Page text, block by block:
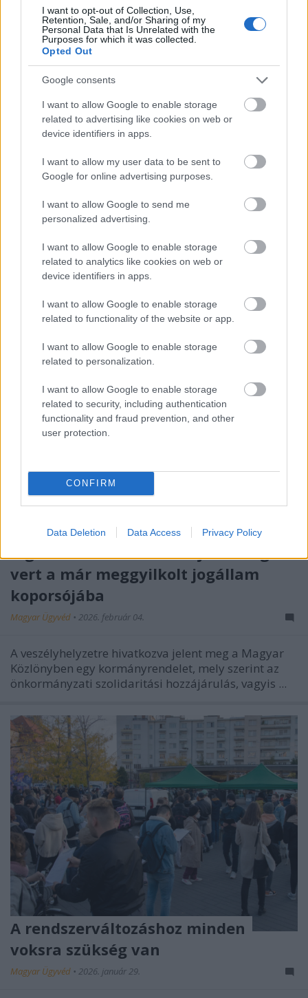
I want to opt-out of Collection, Use,
Retention, Sale, and/or Sharing of my
Personal Data that Is Unrelated with the
Purposes for which it was collected.
Opted Out
Google consents
I want to allow Google to enable storage
related to advertising like cookies on web or
device identifiers in apps.
I want to allow my user data to be sent to
Google for online advertising purposes.
I want to allow Google to send me
personalized advertising.
I want to allow Google to enable storage
related to analytics like cookies on web or
device identifiers in apps.
I want to allow Google to enable storage
related to functionality of the website or app.
I want to allow Google to enable storage
related to personalization.
I want to allow Google to enable storage
related to security, including authentication
functionality and fraud prevention, and other
user protection.
CONFIRM
Data Deletion Data Access Privacy Policy
Botrány botrány hátán: a Fidesz
akkumulátora kezd lemerülni
Magyar Ügyvéd 2026. február 13.
Az elmúlt időszak eseményeinek politikai oldalát
nézve – aminek az értékelése nem az én feladatom –,
a kegyelmi ügy, a Szőlő utca és a ...
A gátlástalan hatalom újabb szöget
vert a már meggyilkolt jogállam
koporsójába
Magyar Ügyvéd • 2026. február 04.
A veszélyhelyzetre hivatkozva jelent meg a Magyar
Közlönyben egy kormányrendelet, mely szerint az
önkormányzati szolidaritási hozzájárulás, vagyis ...
A rendszerváltozáshoz minden
voksra szükség van
Magyar Ügyvéd • 2026. január 29.